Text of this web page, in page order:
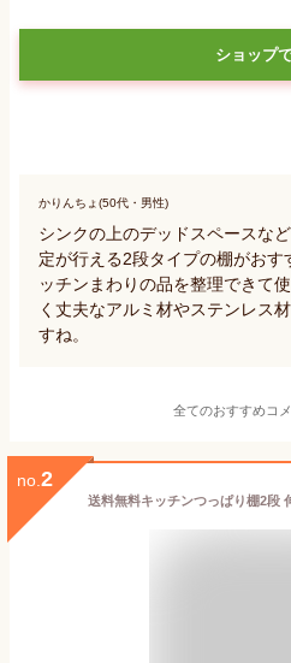
ショップ
かりんちょ(50代・男性)
シンクの上のデッドスペースな
定が行える2段タイプの棚がお
ッチンまわりの品を整理できて
く丈夫なアルミ材やステンレス
すね。
全てのおすすめコ
no. 2